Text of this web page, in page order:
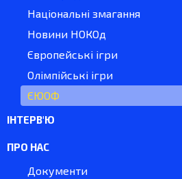
Національні змагання
Новини НОКОд
Європейські ігри
Олімпійські ігри
ЄЮОФ
ІНТЕРВ'Ю
ПРО НАС
Документи